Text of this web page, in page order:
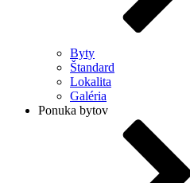
Byty
Štandard
Lokalita
Galéria
Ponuka bytov